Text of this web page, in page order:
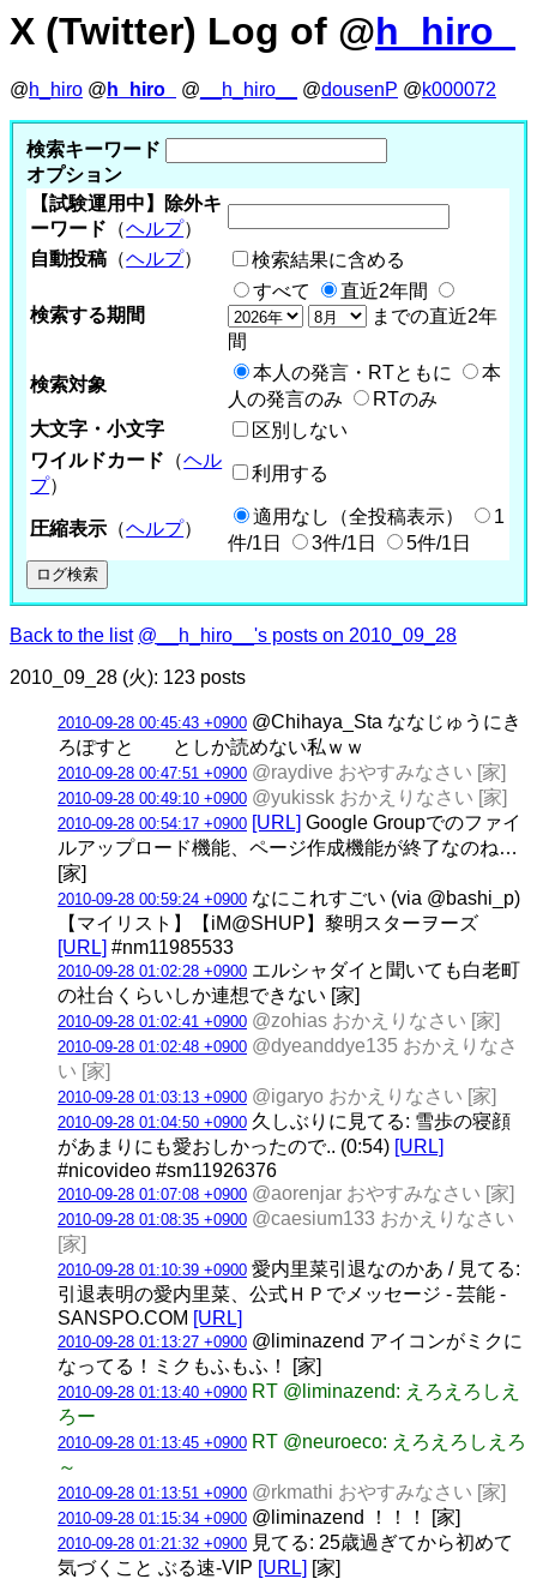
X (Twitter) Log of @h_hiro_
@h_hiro @ h_hiro_ @ __h_hiro__ @dousenP @k000072
検索キーワード
オプション
【試験運用中】除外キ
ーワード （ヘルプ）
自動投稿 （ヘルプ） 検索結果に含める
検索する期間
すべて
直近2年間
までの直近2年
間
検索対象
本人の発言・RTともに
本
人の発言のみ
RTのみ
大文字・小文字
区別しない
ワイルドカード （ヘル
プ）
利用する
圧縮表示 （ヘルプ）
適用なし（全投稿表示）
1
件/1日
3件/1日 5件/1日
Back to the list @__h_hiro__'s posts on 2010_09_28
2010_09_28 (火): 123 posts
2010-09-28 00:45:43 +0900 @Chihaya_Sta ななじゅうにき
ろぽすと としか読めない私ｗｗ
2010-09-28 00:47:51 +0900 @raydive おやすみなさい [家]
2010-09-28 00:49:10 +0900 @yukissk おかえりなさい [家]
2010-09-28 00:54:17 +0900 [URL] Google Groupでのファイ
ルアップロード機能、ページ作成機能が終了なのね…
[家]
2010-09-28 00:59:24 +0900 なにこれすごい (via @bashi_p)
【マイリスト】【iM@SHUP】黎明スターヲーズ
[URL] #nm11985533
2010-09-28 01:02:28 +0900 エルシャダイと聞いても白老町
の社台くらいしか連想できない [家]
2010-09-28 01:02:41 +0900 @zohias おかえりなさい [家]
2010-09-28 01:02:48 +0900 @dyeanddye135 おかえりなさ
い [家]
2010-09-28 01:03:13 +0900 @igaryo おかえりなさい [家]
2010-09-28 01:04:50 +0900 久しぶりに見てる: 雪歩の寝顔
があまりにも愛おしかったので.. (0:54) [URL]
#nicovideo #sm11926376
2010-09-28 01:07:08 +0900 @aorenjar おやすみなさい [家]
2010-09-28 01:08:35 +0900 @caesium133 おかえりなさい
[家]
2010-09-28 01:10:39 +0900 愛内里菜引退なのかあ / 見てる:
引退表明の愛内里菜、公式ＨＰでメッセージ - 芸能 -
SANSPO.COM [URL]
2010-09-28 01:13:27 +0900 @liminazend アイコンがミクに
なってる！ミクもふもふ！ [家]
2010-09-28 01:13:40 +0900 RT @liminazend: えろえろしえ
ろー
2010-09-28 01:13:45 +0900 RT @neuroeco: えろえろしえろ
～
2010-09-28 01:13:51 +0900 @rkmathi おやすみなさい [家]
2010-09-28 01:15:34 +0900 @liminazend ！！！ [家]
2010-09-28 01:21:32 +0900 見てる: 25歳過ぎてから初めて
気づくこと ぶる速-VIP [URL] [家]